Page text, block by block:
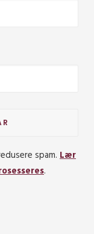
spam. Lær
.